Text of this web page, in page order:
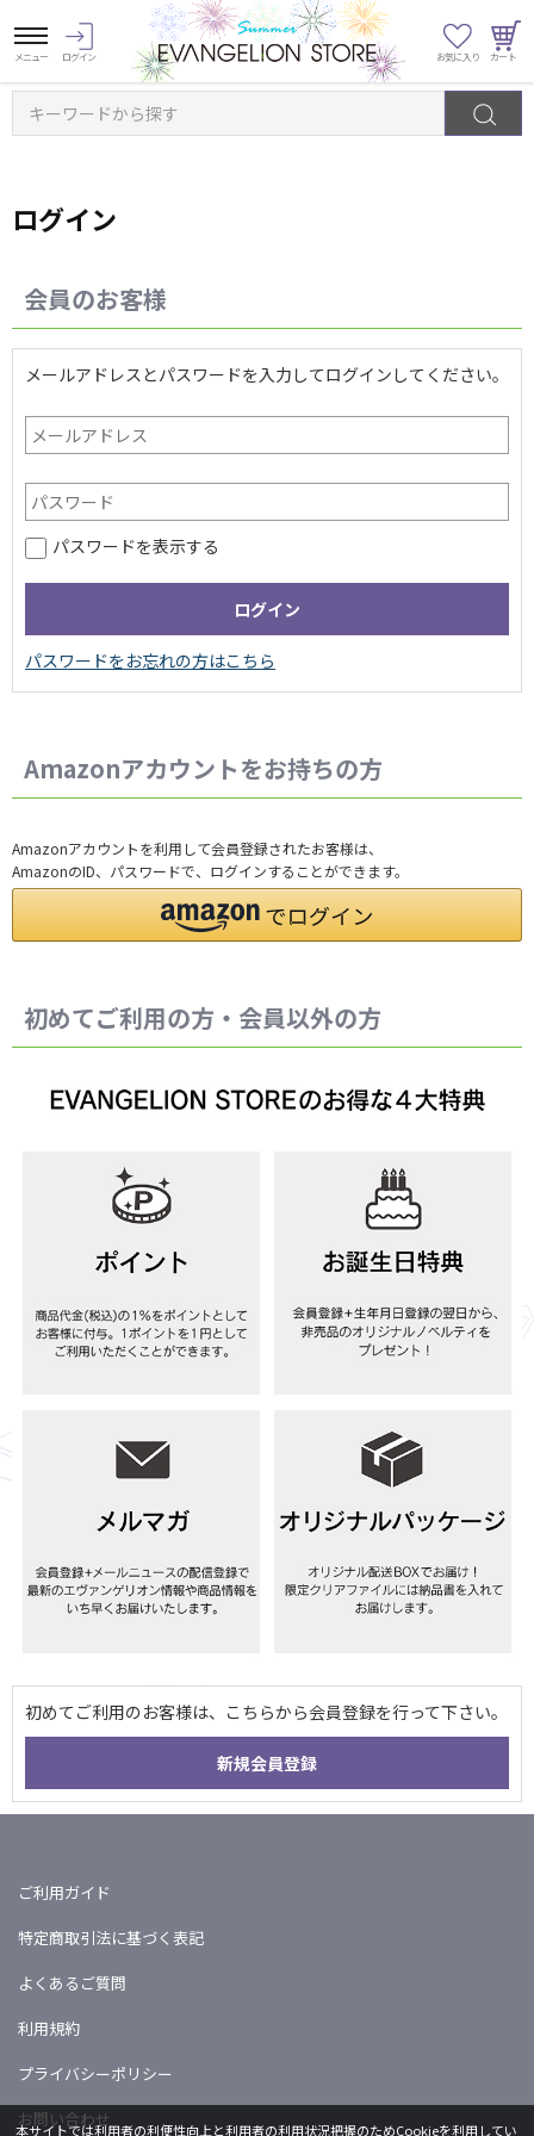
キーワードから探す
ログイン
会員のお客様
メールアドレスとパスワードを入力してログインしてください。
パスワードを表示する
Amazonアカウントをお持ちの方
Amazonアカウントを利用して会員登録されたお客様は、
AmazonのID、パスワードで、ログインすることができます。
初めてご利用の方・会員以外の方
ご利用ガイド
特定商取引法に基づく表記
よくあるご質問
利用規約
プライバシーポリシー
お問い合わせ
本サイトでは利用者の利便性向上と利用者の利用状況把握のためCookieを利用してい